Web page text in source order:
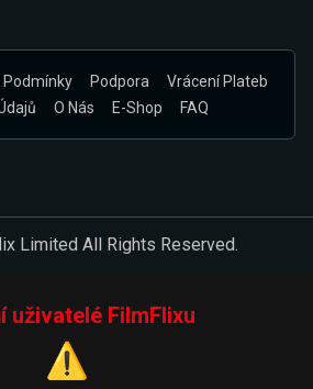
Podmínky Podpora
Vrácení Plateb
O Nás E-Shop FAQ
Limited All Rights Reserved.
uživatelé FilmFlixu
⚠️